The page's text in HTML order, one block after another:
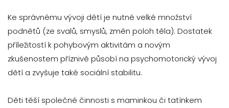
Ke správnému vývoji dětí je nutné velké množství
podnětů (ze svalů, smyslů, změn poloh těla). Dostatek
příležitostí k pohybovým aktivitám a novým
zkušenostem příznivě působí na psychomotorický vývoj
dětí a zvyšuje také sociální stabilitu.
Děti těší společné činnosti s maminkou či tatínkem